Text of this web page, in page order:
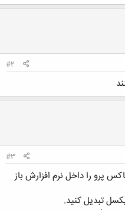
#2
#3
پرو را داخل نرم افزارش باز
تبديل كنيد.